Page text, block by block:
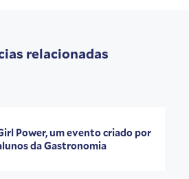
relacionadas
Power, um evento criado por
da Gastronomia